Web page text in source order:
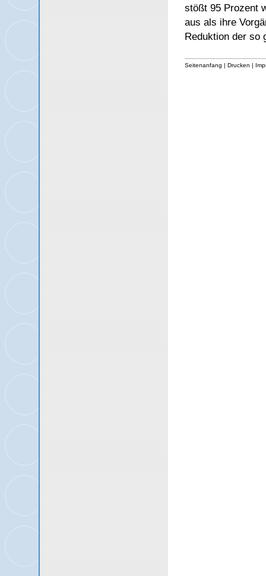
stößt 95 Prozent
aus als ihre
Reduktion der so
Seitenanfang | Drucken |